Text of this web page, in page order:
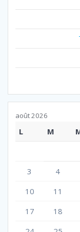
août 2026
L M
3
4
10
11
17
18